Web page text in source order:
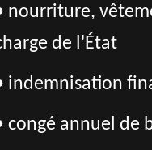
nourriture,
de l'État
indemnisation
congé annuel de